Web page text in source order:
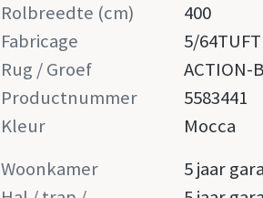
Rolbreedte (cm)
400
Fabricage
5/64TUFT
Rug / Groef
ACTION-
Productnummer
5583441
Kleur
Mocca
Woonkamer
5 jaar